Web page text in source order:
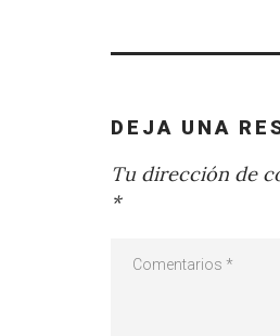
DEJA UNA
Tu dirección de
*